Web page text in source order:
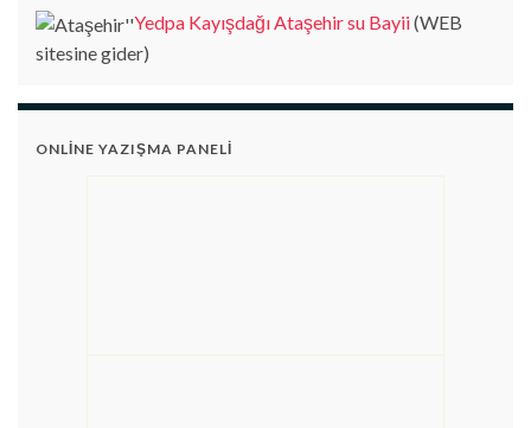
Yedpa Kayışdağı Ataşehir su Bayii(WEB
sitesine gider)
ONLINE YAZIŞMA PANELI